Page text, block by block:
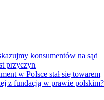
konsumentów na sąd
przyczyn
w Polsce stał się towarem
z fundacją w prawie polskim?